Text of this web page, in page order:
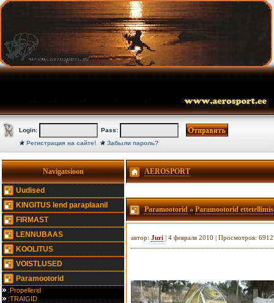
Login:
Pass:
Регистрация на сайте!
Забыли пароль?
Navigatsioon
Uudised
KINGITUS lend paraplaanil
FIRMAST
LENNUBAAS
KOOLITUS
VOISTLUSED
Paramootorid
:Propellerid
:TRAIGID
AEROSPORT
Paramootorid»Paramootorid
автор: Juri | 4 февраля 2010 | Просмотров: